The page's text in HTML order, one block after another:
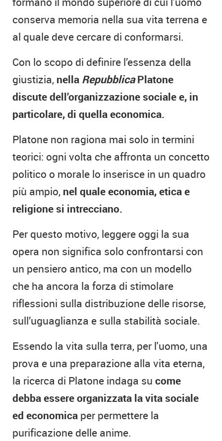
conserva memoria nella sua vita terrena e
al quale deve cercare di conformarsi.
Con lo scopo di definire l’essenza della
giustizia, nella RepubblicaPlatone
discute dell’organizzazione sociale e, in
particolare, di quella economica.
Platone non ragiona mai solo in termini
teorici: ogni volta che affronta un concetto
politico o morale lo inserisce in un quadro
più ampio, nel quale economia, etica e
religione si intrecciano.
Per questo motivo, leggere oggi la sua
opera non significa solo confrontarsi con
un pensiero antico, ma con un modello
che ha ancora la forza di stimolare
riflessioni sulla distribuzione delle risorse,
sull’uguaglianza e sulla stabilità sociale.
Essendo la vita sulla terra, per l'uomo, una
prova e una preparazione alla vita eterna,
la ricerca di Platone indaga su come
debba essere organizzata la vita sociale
ed economica per permettere la
purificazione delle anime.